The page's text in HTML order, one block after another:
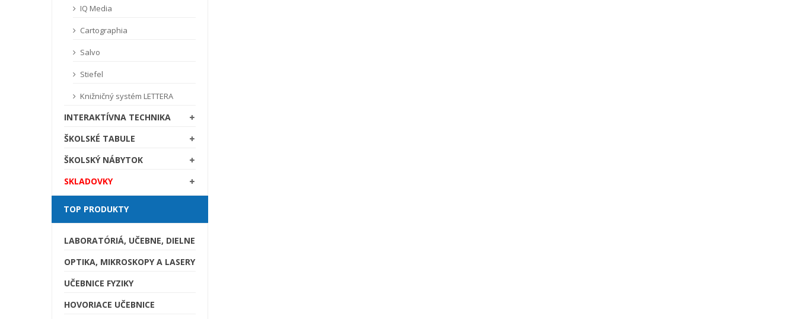
IQ Media
Cartographia
Salvo
Stiefel
Knižničný systém LETTERA
INTERAKTÍVNA TECHNIKA
ŠKOLSKÉ TABULE
ŠKOLSKÝ NÁBYTOK
SKLADOVKY
TOP PRODUKTY
LABORATÓRIÁ, UČEBNE, DIELNE
OPTIKA, MIKROSKOPY A LASERY
UČEBNICE FYZIKY
HOVORIACE UČEBNICE